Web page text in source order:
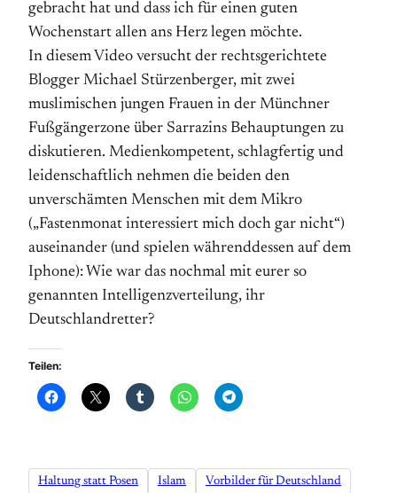
gebracht hat und dass ich für einen guten
Wochenstart allen ans Herz legen möchte.
In diesem Video versucht der rechtsgerichtete
Blogger Michael Stürzenberger, mit zwei
muslimischen jungen Frauen in der Münchner
Fußgängerzone über Sarrazins Behauptungen zu
diskutieren. Medienkompetent, schlagfertig und
leidenschaftlich nehmen die beiden den
unverschämten Menschen mit dem Mikro
(„Fastenmonat interessiert mich doch gar nicht“)
auseinander (und spielen währenddessen auf dem
Iphone): Wie war das nochmal mit eurer so
genannten Intelligenzverteilung, ihr
Deutschlandretter?
Teilen:
Haltung statt Posen Islam Vorbilder für Deutschland